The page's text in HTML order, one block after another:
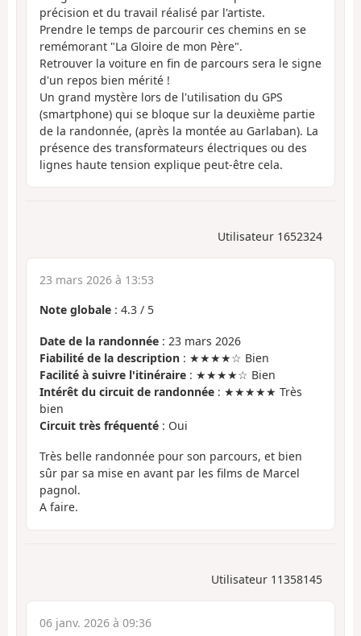
précision et du travail réalisé par l'artiste.
Prendre le temps de parcourir ces chemins en se
remémorant "La Gloire de mon Père".
Retrouver la voiture en fin de parcours sera le signe
d'un repos bien mérité !
Un grand mystère lors de l'utilisation du GPS
(smartphone) qui se bloque sur la deuxième partie
de la randonnée, (après la montée au Garlaban). La
présence des transformateurs électriques ou des
lignes haute tension explique peut-être cela.
Utilisateur 1652324
23 mars 2026 à 13:53
Note globale : 4.3 / 5
Date de la randonnée : 23 mars 2026
Fiabilité de la description : ★★★★☆ Bien
Facilité à suivre l'itinéraire : ★★★★☆ Bien
Intérêt du circuit de randonnée : ★★★★★ Très
bien
Circuit très fréquenté : Oui
Très belle randonnée pour son parcours, et bien
sûr par sa mise en avant par les films de Marcel
pagnol.
A faire.
Utilisateur 11358145
06 janv. 2026 à 09:36